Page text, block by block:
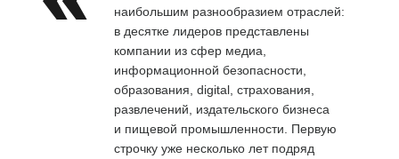
наибольшим разнообразием отраслей:
в десятке лидеров представлены
компании из сфер медиа,
информационной безопасности,
образования, digital, страхования,
развлечений, издательского бизнеса
и пищевой промышленности. Первую
строчку уже несколько лет подряд